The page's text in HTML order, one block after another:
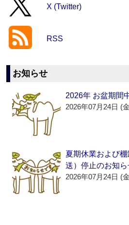
X (Twitter)
RSS
お知らせ
2026年 お盆期間
2026年07月24日 (
夏期休業および
送）停止のお知ら
2026年07月24日 (